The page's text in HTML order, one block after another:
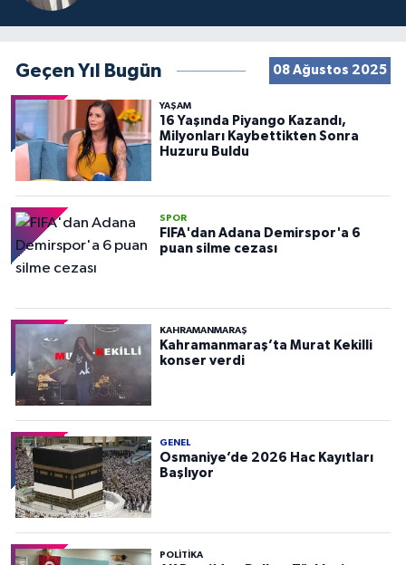
Geçen Yıl Bugün 08 Ağustos 2025
YAŞAM
16 Yaşında Piyango Kazandı,
Milyonları Kaybettikten Sonra
Huzuru Buldu
SPOR
FIFA'dan Adana Demirspor'a 6
puan silme cezası
KAHRAMANMARAŞ
Kahramanmaraş’ta Murat Kekilli
konser verdi
GENEL
Osmaniye’de 2026 Hac Kayıtları
Başlıyor
POLITIKA